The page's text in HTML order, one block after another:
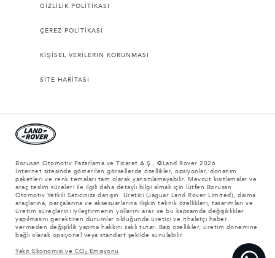
GİZLİLİK POLİTİKASI
ÇEREZ POLİTİKASI
KİŞİSEL VERİLERİN KORUNMASI
SİTE HARİTASI
Borusan Otomotiv Pazarlama ve Ticaret A.Ş., ©Land Rover 2026
İnternet sitesinde gösterilen görsellerde özellikler, opsiyonlar, donanım
paketleri ve renk temaları tam olarak yansıtılamayabilir. Mevcut kısıtlamalar ve
araç teslim süreleri ile ilgili daha detaylı bilgi almak için lütfen Borusan
Otomotiv Yetkili Satıcınıza danışın. Üretici (Jaguar Land Rover Limited), daima
araçlarına, parçalarına ve aksesuarlarına ilişkin teknik özellikleri, tasarımları ve
üretim süreçlerini iyileştirmenin yollarını arar ve bu kapsamda değişiklikler
yapılmasını gerektiren durumlar olduğunda üretici ve ithalatçı haber
vermeden değişiklik yapma hakkını saklı tutar. Bazı özellikler, üretim dönemine
bağlı olarak opsiyonel veya standart şekilde sunulabilir.
Yakıt Ekonomisi ve CO₂ Emisyonu